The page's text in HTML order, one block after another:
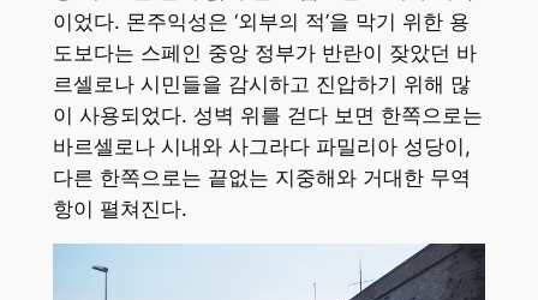
이었다. 몬주익성은 ‘외부의 적’을 막기 위한 용
도보다는 스페인 중앙 정부가 반란이 잦았던 바
르셀로나 시민들을 감시하고 진압하기 위해 많
이 사용되었다. 성벽 위를 걷다 보면 한쪽으로는
바르셀로나 시내와 사그라다 파밀리아 성당이,
다른 한쪽으로는 끝없는 지중해와 거대한 무역
항이 펼쳐진다.